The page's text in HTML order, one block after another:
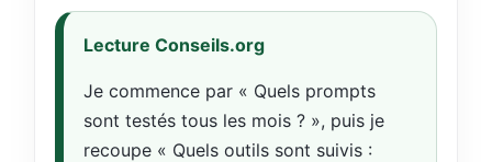
Lecture Conseils.org
Je commence par « Quels prompts
sont testés tous les mois ? », puis je
recoupe « Quels outils sont suivis :